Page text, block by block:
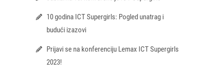
10 godina ICT Supergirls: Pogled unatrag i
budući izazovi
Prijavi se na konferenciju Lemax ICT Supergirls
2023!